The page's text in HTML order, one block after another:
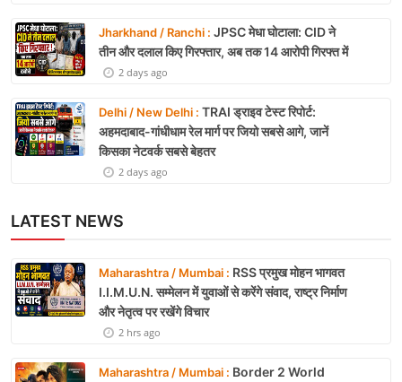
Jharkhand / Ranchi : JPSC मेधा घोटाला: CID ने
तीन और दलाल किए गिरफ्तार, अब तक 14 आरोपी गिरफ्त में
2 days ago
Delhi / New Delhi : TRAI ड्राइव टेस्ट रिपोर्ट:
अहमदाबाद-गांधीधाम रेल मार्ग पर जियो सबसे आगे, जानें
किसका नेटवर्क सबसे बेहतर
2 days ago
LATEST NEWS
Maharashtra / Mumbai : RSS प्रमुख मोहन भागवत
I.I.M.U.N. सम्मेलन में युवाओं से करेंगे संवाद, राष्ट्र निर्माण
और नेतृत्व पर रखेंगे विचार
2 hrs ago
Maharashtra / Mumbai : Border 2 World